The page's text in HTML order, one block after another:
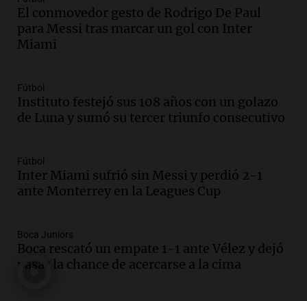
humildad en tiempos de tormenta
según San Ignacio de Loyola
Panorama Federal
Episodios
imaginamos"
Una Mañana para todos Rosario
Mercedes Sosa: "La emoción es el filtro
máximo".
Una Mañana para todos Rosario
Audio. Orellana Lucca celebró su peña
de folclore en Córdoba
Tarde y Media
El conmovedor gesto de Rodrigo De Paul
para Messi tras marcar un gol con Inter
Miami
Fútbol
Instituto festejó sus 108 años con un golazo
de Luna y sumó su tercer triunfo consecutivo
Fútbol
Inter Miami sufrió sin Messi y perdió 2-1
ante Monterrey en la Leagues Cup
Boca Juniors
Boca rescató un empate 1-1 ante Vélez y dejó
pasar la chance de acercarse a la cima